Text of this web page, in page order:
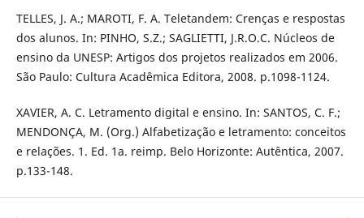
TELLES, J. A.; MAROTI, F. A. Teletandem: Crenças e respostas
dos alunos. In: PINHO, S.Z.; SAGLIETTI, J.R.O.C. Núcleos de
ensino da UNESP: Artigos dos projetos realizados em 2006.
São Paulo: Cultura Acadêmica Editora, 2008. p.1098-1124.
XAVIER, A. C. Letramento digital e ensino. In: SANTOS, C. F.;
MENDONÇA, M. (Org.) Alfabetização e letramento: conceitos
e relações. 1. Ed. 1a. reimp. Belo Horizonte: Autêntica, 2007.
p.133-148.